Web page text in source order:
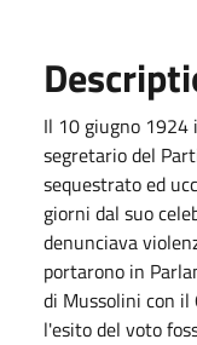
Il 10 giugno
segretario del
sequestrato ed
giorni dal suo
denunciava
portarono in
di Mussolini con il
l'esito del voto